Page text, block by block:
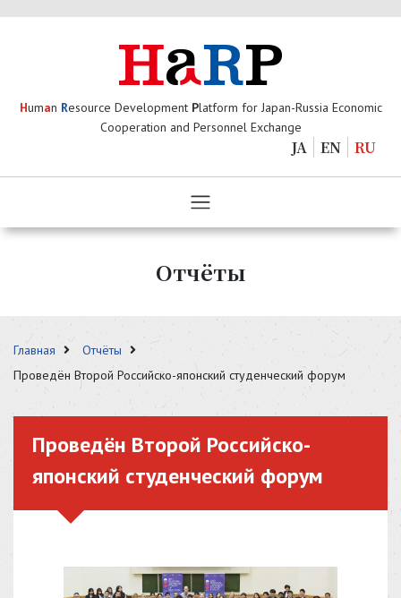
Human Resource Development Platform for Japan-Russia Economic
Cooperation and Personnel Exchange
JA EN RU
Отчёты
Главная
Отчёты
Проведён Второй Российско-японский студенческий форум
Проведён Второй Российско-
японский студенческий форум